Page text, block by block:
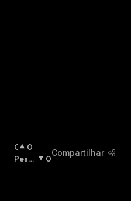
O
T
0
Pessi
0
Compartilhar